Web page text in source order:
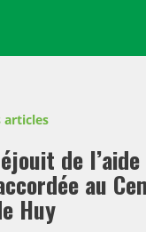
articles
de
au
Huy